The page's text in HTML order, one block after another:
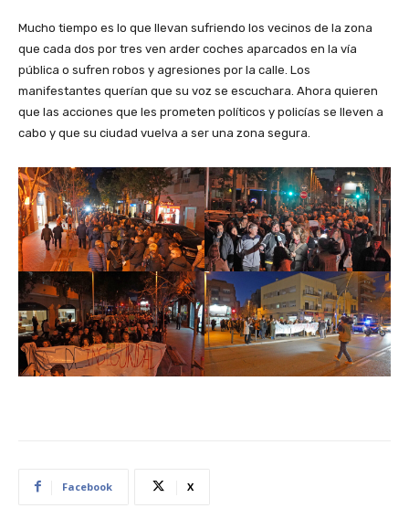
Mucho tiempo es lo que llevan sufriendo los vecinos de la zona
que cada dos por tres ven arder coches aparcados en la vía
pública o sufren robos y agresiones por la calle. Los
manifestantes querían que su voz se escuchara. Ahora quieren
que las acciones que les prometen políticos y policías se lleven a
cabo y que su ciudad vuelva a ser una zona segura.
Facebook X